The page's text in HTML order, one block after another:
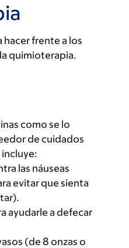
hacer frente a los
quimioterapia.
como se lo
de cuidados
incluye:
las náuseas
evitar que sienta
ayudarle a defecar
(de 8 onzas o